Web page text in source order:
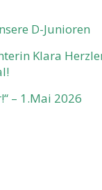
D-Junioren
Klara
– 1.Mai 2026